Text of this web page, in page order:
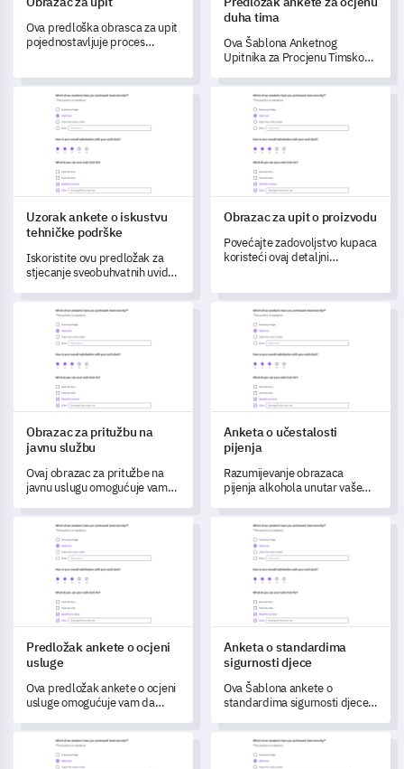
Ova predloška obrasca za upit
pojednostavljuje proces
povratnih informacija.
duha tima
Ova Šablona Anketnog
Upitnika za Procjenu Timskog
procijenite razinu timskog
duha unutar vaše organizacije,
identificirajući područja snage i
slabosti.
Uzorak ankete o iskustvu tehničke podrške
Uzorak ankete o iskustvu
tehničke podrške
Iskoristite ovu predložak za
stjecanje sveobuhvatnih uvida
tehničkom podrškom.
Obrazac za upit o proizvodu
Obrazac za upit o proizvodu
Povećajte zadovoljstvo kupaca
koristeći ovaj detaljni
Obrazac za pritužbu na javnu službu
Obrazac za pritužbu na
javnu službu
Ovaj obrazac za pritužbe na
javnu uslugu omogućuje vam
građana s vašim trenutnim
uslugama i otvorite
mogućnosti za poboljšanja
koja su usklađena s njihovim
potrebama.
Anketa o učestalosti pijenja
Anketa o učestalosti
pijenja
Razumijevanje obrazaca
pijenja alkohola unutar vaše
postavljanje preventivnih
strategija.
Predložak ankete o ocjeni usluge
Predložak ankete o ocjeni
usluge
Ova predložak ankete o ocjeni
usluge omogućuje vam da
kupaca, potičući poboljšanja u
kvaliteti usluge.
Anketa o standardima
Anketa o standardima
sigurnosti djece
Ova Šablona ankete o
standardima sigurnosti djece
procijenite, evaluirate i
poboljšate mjere sigurnosti
djece u vašoj instituciji.
Predložak za 360° povratnu informaciju o menadžerskim
Obrazac za pritužbu na